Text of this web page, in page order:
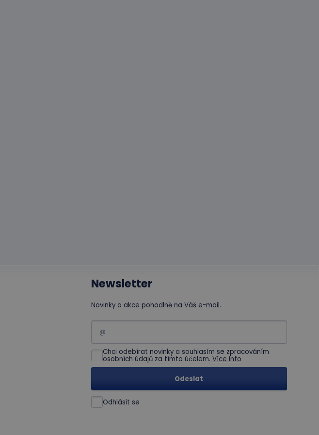
Newsletter
Novinky a akce pohodlně na Váš e-mail.
Chci odebírat novinky a souhlasím se zpracováním
osobních údajů za tímto účelem. Více info
Odeslat
Odhlásit se